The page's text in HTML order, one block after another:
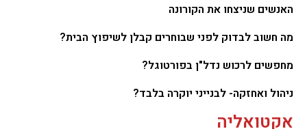
האנשים שניצחו את הקורונה
מה חשוב לבדוק לפני שבוחרים קבלן לשיפוץ הבית?
מחפשים לרכוש נדל"ן בפורטוגל?
ניהול ואחזקה- לבנייני יוקרה בלבד?
אקטואליה